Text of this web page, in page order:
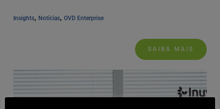
Insights, Notícias, OVD Enterprise
SAIBA MAIS